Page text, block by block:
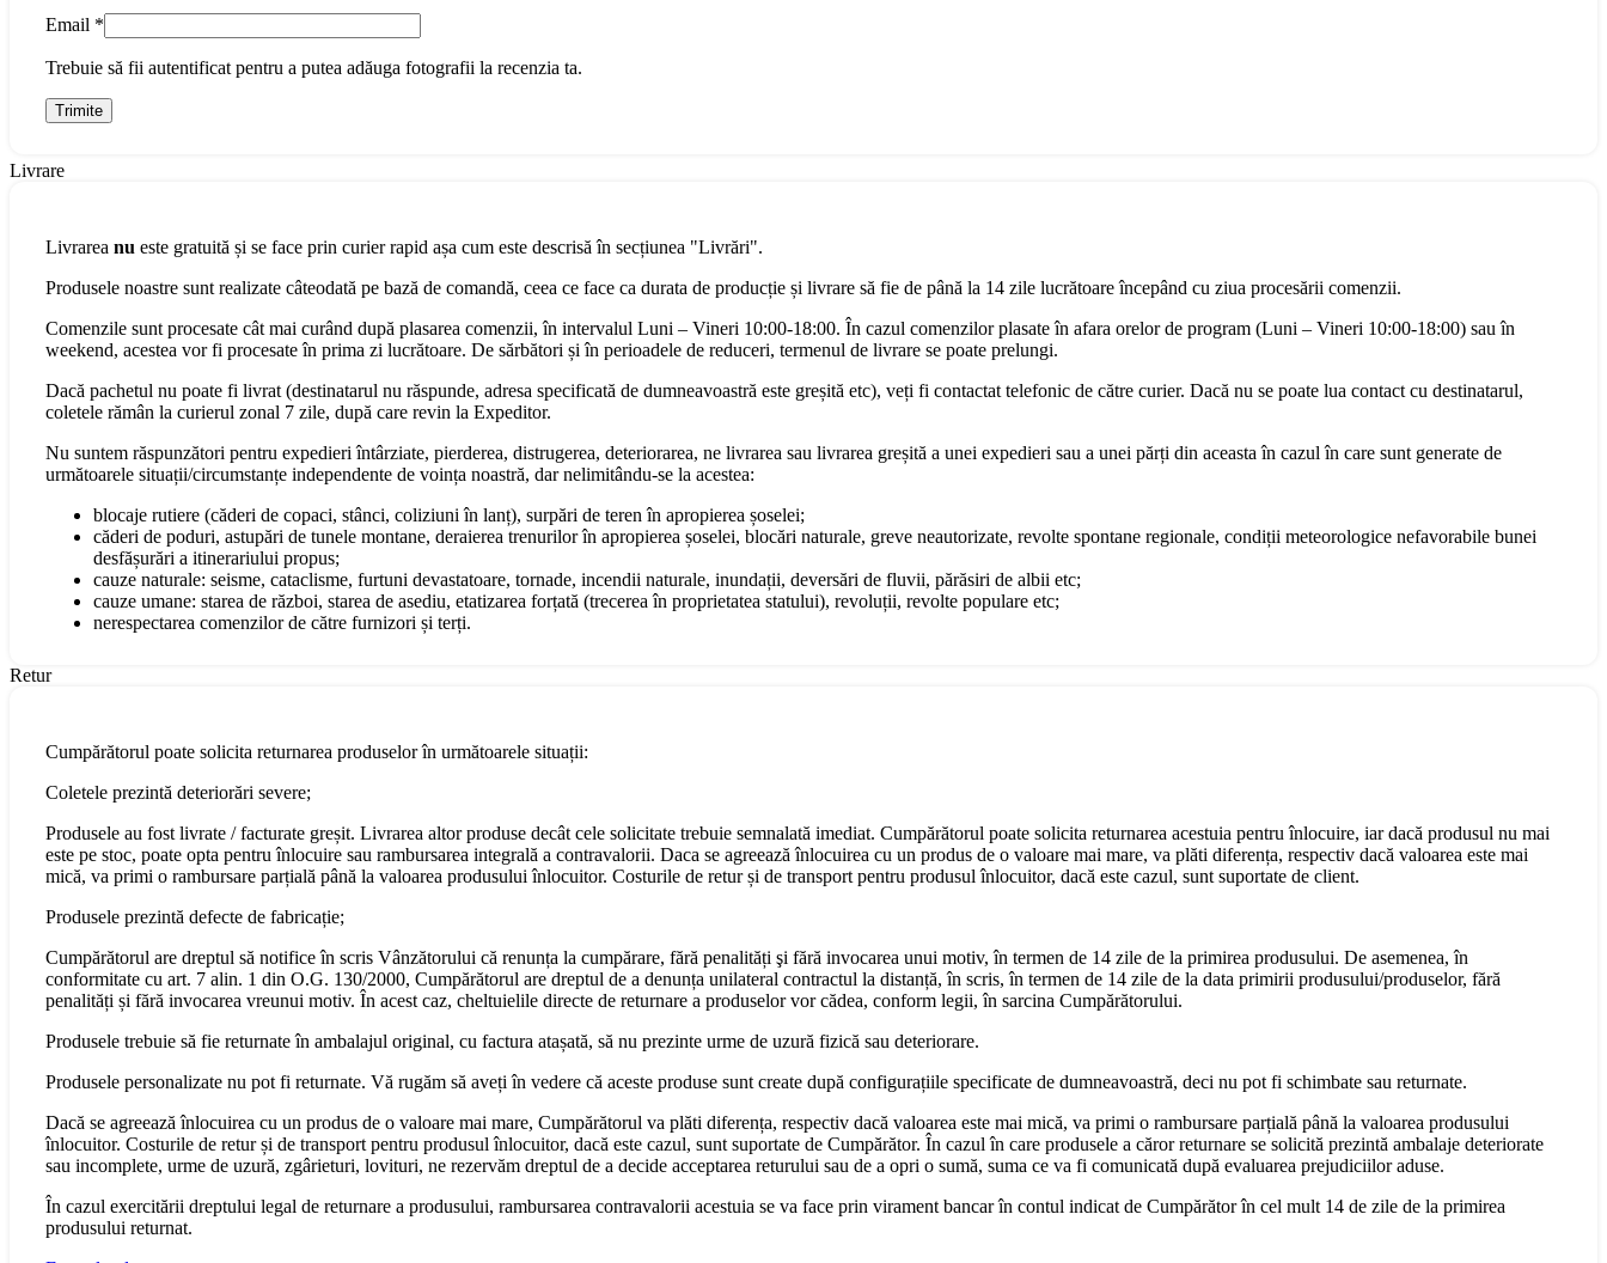
Email *
Trebuie să fii autentificat pentru a putea adăuga fotografii la recenzia ta.
Livrare
Livrarea nu este gratuită și se face prin curier rapid așa cum este descrisă în secțiunea "Livrări".
Produsele noastre sunt realizate câteodată pe bază de comandă, ceea ce face ca durata de producție și livrare să fie de până la 14 zile lucrătoare începând cu ziua procesării comenzii.
Comenzile sunt procesate cât mai curând după plasarea comenzii, în intervalul Luni – Vineri 10:00-18:00. În cazul comenzilor plasate în afara orelor de program (Luni – Vineri 10:00-18:00) sau în
weekend, acestea vor fi procesate în prima zi lucrătoare. De sărbători și în perioadele de reduceri, termenul de livrare se poate prelungi.
Dacă pachetul nu poate fi livrat (destinatarul nu răspunde, adresa specificată de dumneavoastră este greșită etc), veți fi contactat telefonic de către curier. Dacă nu se poate lua contact cu destinatarul,
coletele rămân la curierul zonal 7 zile, după care revin la Expeditor.
Nu suntem răspunzători pentru expedieri întârziate, pierderea, distrugerea, deteriorarea, ne livrarea sau livrarea greșită a unei expedieri sau a unei părți din aceasta în cazul în care sunt generate de
următoarele situații/circumstanțe independente de voința noastră, dar nelimitându-se la acestea:
blocaje rutiere (căderi de copaci, stânci, coliziuni în lanț), surpări de teren în apropierea șoselei;
căderi de poduri, astupări de tunele montane, deraierea trenurilor în apropierea șoselei, blocări naturale, greve neautorizate, revolte spontane regionale, condiții meteorologice nefavorabile bunei
desfășurări a itinerariului propus;
cauze naturale: seisme, cataclisme, furtuni devastatoare, tornade, incendii naturale, inundații, deversări de fluvii, părăsiri de albii etc;
cauze umane: starea de război, starea de asediu, etatizarea forțată (trecerea în proprietatea statului), revoluții, revolte populare etc;
nerespectarea comenzilor de către furnizori și terți.
Retur
Cumpărătorul poate solicita returnarea produselor în următoarele situații:
Coletele prezintă deteriorări severe;
Produsele au fost livrate / facturate greșit. Livrarea altor produse decât cele solicitate trebuie semnalată imediat. Cumpărătorul poate solicita returnarea acestuia pentru înlocuire, iar dacă produsul nu mai
este pe stoc, poate opta pentru înlocuire sau rambursarea integrală a contravalorii. Daca se agreează înlocuirea cu un produs de o valoare mai mare, va plăti diferența, respectiv dacă valoarea este mai
mică, va primi o rambursare parțială până la valoarea produsului înlocuitor. Costurile de retur și de transport pentru produsul înlocuitor, dacă este cazul, sunt suportate de client.
Produsele prezintă defecte de fabricație;
Cumpărătorul are dreptul să notifice în scris Vânzătorului că renunța la cumpărare, fără penalități şi fără invocarea unui motiv, în termen de 14 zile de la primirea produsului. De asemenea, în
conformitate cu art. 7 alin. 1 din O.G. 130/2000, Cumpărătorul are dreptul de a denunța unilateral contractul la distanță, în scris, în termen de 14 zile de la data primirii produsului/produselor, fără
penalități și fără invocarea vreunui motiv. În acest caz, cheltuielile directe de returnare a produselor vor cădea, conform legii, în sarcina Cumpărătorului.
Produsele trebuie să fie returnate în ambalajul original, cu factura atașată, să nu prezinte urme de uzură fizică sau deteriorare.
Produsele personalizate nu pot fi returnate. Vă rugăm să aveți în vedere că aceste produse sunt create după configurațiile specificate de dumneavoastră, deci nu pot fi schimbate sau returnate.
Dacă se agreează înlocuirea cu un produs de o valoare mai mare, Cumpărătorul va plăti diferența, respectiv dacă valoarea este mai mică, va primi o rambursare parțială până la valoarea produsului
înlocuitor. Costurile de retur și de transport pentru produsul înlocuitor, dacă este cazul, sunt suportate de Cumpărător. În cazul în care produsele a căror returnare se solicită prezintă ambalaje deteriorate
sau incomplete, urme de uzură, zgârieturi, lovituri, ne rezervăm dreptul de a decide acceptarea returului sau de a opri o sumă, suma ce va fi comunicată după evaluarea prejudiciilor aduse.
În cazul exercitării dreptului legal de returnare a produsului, rambursarea contravalorii acestuia se va face prin virament bancar în contul indicat de Cumpărător în cel mult 14 de zile de la primirea
produsului returnat.